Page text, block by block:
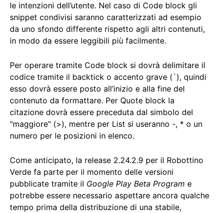
le intenzioni dell’utente. Nel caso di Code block gli
snippet condivisi saranno caratterizzati ad esempio
da uno sfondo differente rispetto agli altri contenuti,
in modo da essere leggibili più facilmente.
Per operare tramite Code block si dovrà delimitare il
codice tramite il backtick o accento grave (`), quindi
esso dovrà essere posto all’inizio e alla fine del
contenuto da formattare. Per Quote block la
citazione dovrà essere preceduta dal simbolo del
"maggiore" (>), mentre per List si useranno -, * o un
numero per le posizioni in elenco.
Come anticipato, la release 2.24.2.9 per il Robottino
Verde fa parte per il momento delle versioni
pubblicate tramite il Google Play Beta Program e
potrebbe essere necessario aspettare ancora qualche
tempo prima della distribuzione di una stabile,